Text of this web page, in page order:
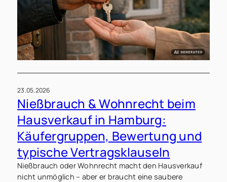
23.05.2026
Nießbrauch & Wohnrecht beim
Hausverkauf in Hamburg:
Käufergruppen, Bewertung und
typische Vertragsklauseln
Nießbrauch oder Wohnrecht macht den Hausverkauf
nicht unmöglich – aber er braucht eine saubere